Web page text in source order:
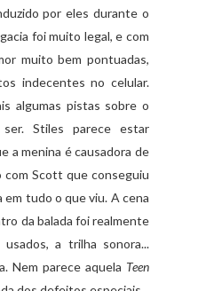
por eles durante o
foi muito legal, e com
muito bem pontuadas,
indecentes no celular.
algumas pistas sobre o
Stiles parece estar
a menina é causadora de
com Scott que conseguiu
em tudo o que viu. A cena
da balada foi realmente
a trilha sonora...
Nem parece aquela Teen